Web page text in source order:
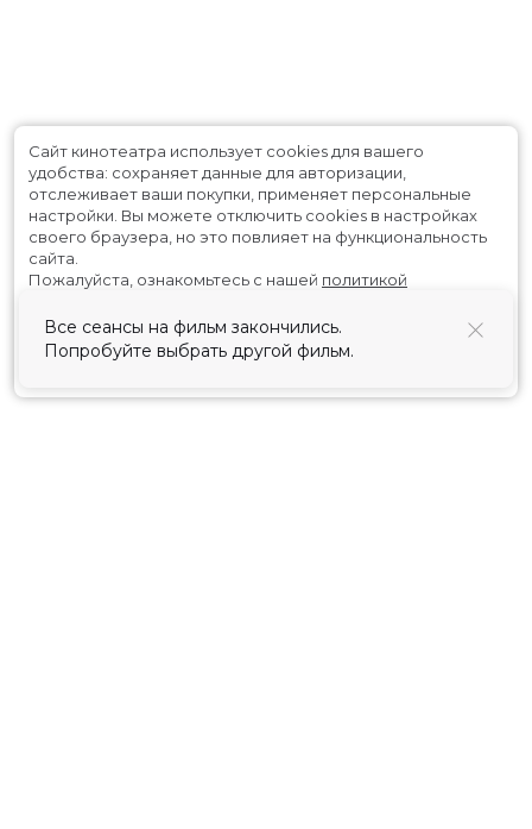
Сайт кинотеатра использует cookies для вашего
удобства: сохраняет данные для авторизации,
отслеживает ваши покупки, применяет персональные
настройки. Вы можете отключить cookies в настройках
своего браузера, но это повлияет на функциональность
сайта.
Пожалуйста, ознакомьтесь с нашей политикой
Принять